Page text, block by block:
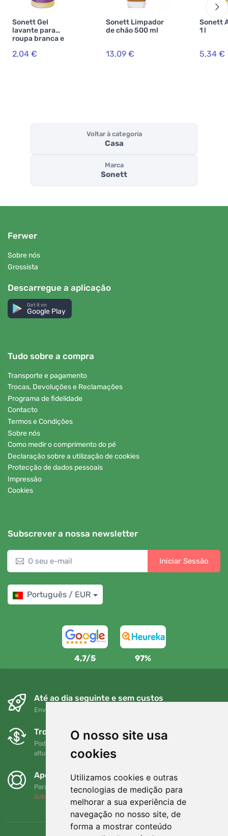
O nosso site usa
cookies
Utilizamos cookies e outras
tecnologias de medição para
melhorar a sua experiência de
navegação no nosso site, de
forma a mostrar conteúdo
Sonett Gel
lavante para
roupa branca e
colorida 120 ml
2,04 €
Sonett Limpador
de chão 500 ml
13,09 €
Sonett
1 l
5,34 €
Voltar à categoria
Casa
Marca
Sonett
Ferwer
Sobre nós
Grossista
Descarregue a aplicação
Get it on
Google Play
Tudo sobre a compra
Transporte e pagamento
Trocas, Devoluções e Reclamações
Programa de fidelidade
Contacto
Termos e Condições
Sobre nós
Como medir o comprimento do pé
Declaração sobre a utilização de cookies
Protecção de dados pessoais
Impressão
Cookies
Subscrever a nossa newsletter
Iniciar Sessão
Português / EUR
4,7/5 97%
Até ao dia seguinte e sem custos
Envio gratuito para encomendas superiores a 80 EUR
Trocas e devoluções gratuitas
Pode devolver ou trocar a sua encomenda em qualquer
altura no prazo de 90 dias
Apoiamos a Trees.org
Para cada encomenda plantamos uma árvore! Leia mais
Sobre nós